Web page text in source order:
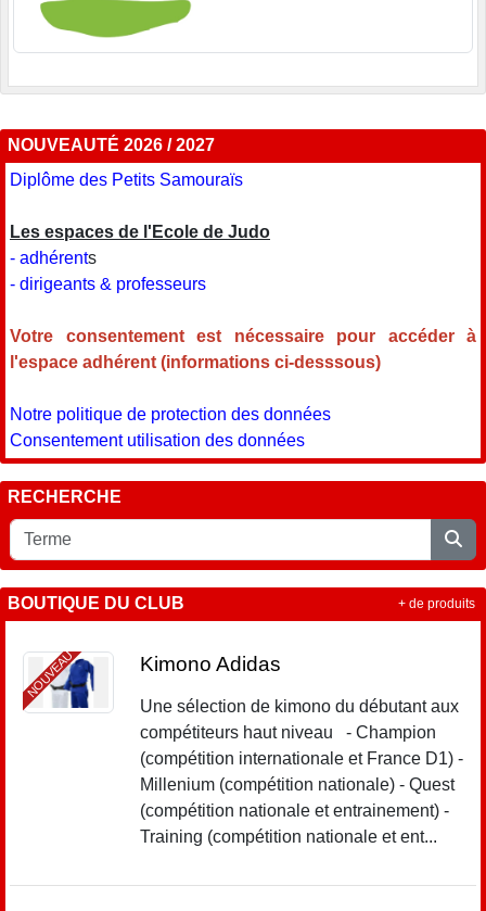
NOUVEAUTÉ 2026 / 2027
Diplôme des Petits Samouraïs
Les espaces de l'Ecole de Judo
- adhérents
- dirigeants & professeurs
Votre consentement est nécessaire pour accéder à
l'espace adhérent (informations ci-desssous)
Notre politique de protection des données
Consentement utilisation des données
RECHERCHE
BOUTIQUE DU CLUB
NOUVEAU Kimono Adidas
Une sélection de kimono du débutant aux
compétiteurs haut niveau - Champion
(compétition internationale et France D1) -
Millenium (compétition nationale) - Quest
(compétition nationale et entrainement) -
Training (compétition nationale et ent...
+ de produits